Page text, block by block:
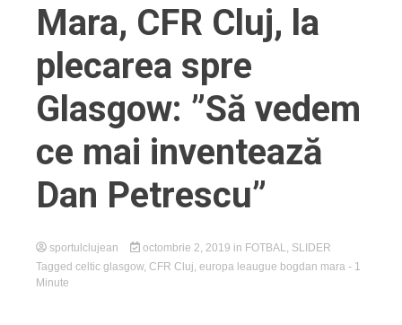
Mara, CFR Cluj, la
plecarea spre
Glasgow: ”Să vedem
ce mai inventează
Dan Petrescu”
sportulclujean octombrie 2, 2019 in FOTBAL
SLIDER
Tagged celtic glasgow, CFR Cluj europa leaugue bogdan mara - 1
Minute